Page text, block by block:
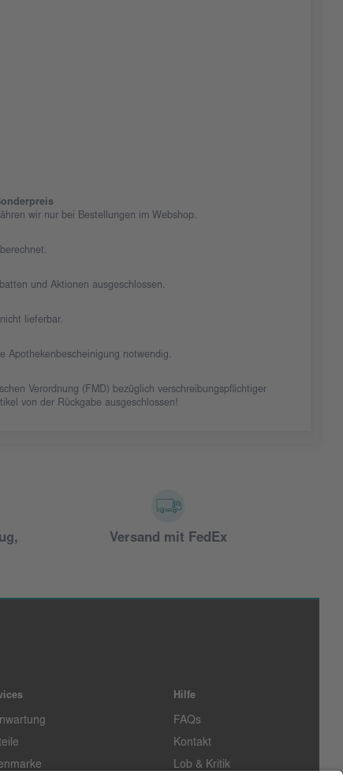
wir nur bei Bestellungen im Webshop.
und Aktionen ausgeschlossen.
lieferbar.
Apothekenbescheinigung notwendig.
Verordnung (FMD) bezüglich verschreibungspflichtiger
von der Rückgabe ausgeschlossen!
Versand mit FedEx
Hilfe
FAQs
Kontakt
Lob & Kritik